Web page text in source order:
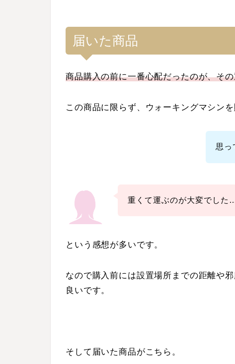
届いた商品
商品購入の前に一番心配だったのが、そ
この商品に限らず、ウォーキングマシンを
思っ
重くて運ぶのが大変でした
という感想が多いです。
なので購入前には設置場所までの距離や
良いです。
そして届いた商品がこちら。